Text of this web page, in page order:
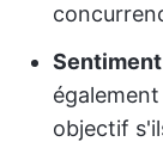
objectif